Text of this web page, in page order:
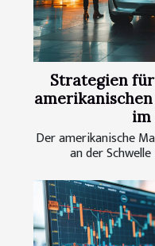
Strategien
im
Der amerikanische
an der